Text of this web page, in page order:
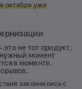
октября уже
не тот продукт,
нужный момент
в моменте.
закончились с